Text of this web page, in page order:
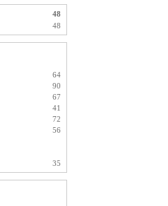
48
48
64
90
67
41
72
56
35